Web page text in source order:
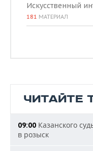
Искусственный
181 МАТЕРИАЛ
ЧИТАЙТЕ
09:00 Казанского
в розыск